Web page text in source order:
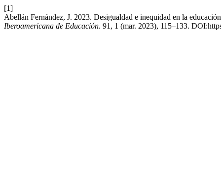
[1]
Abellán Fernández, J. 2023. Desigualdad e inequidad en la
Iberoamericana de Educación. 91, 1 (mar. 2023), 115–133.